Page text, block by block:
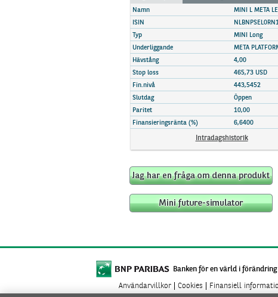
Utsålda produkter
Hur handlar jag
Marknadsöversikt
Namn
MINI L META
ISIN
Typ
MINI Long
Underliggande
META
Hävstång
4,00
Stop loss
465,73 USD
Fin.nivå
443,5452
Slutdag
Öppen
Paritet
10,00
Finansieringsränta (%)
6,6400
Intradagshistorik
Banken för en värld i förändring
Användarvillkor Cookies Finansiell